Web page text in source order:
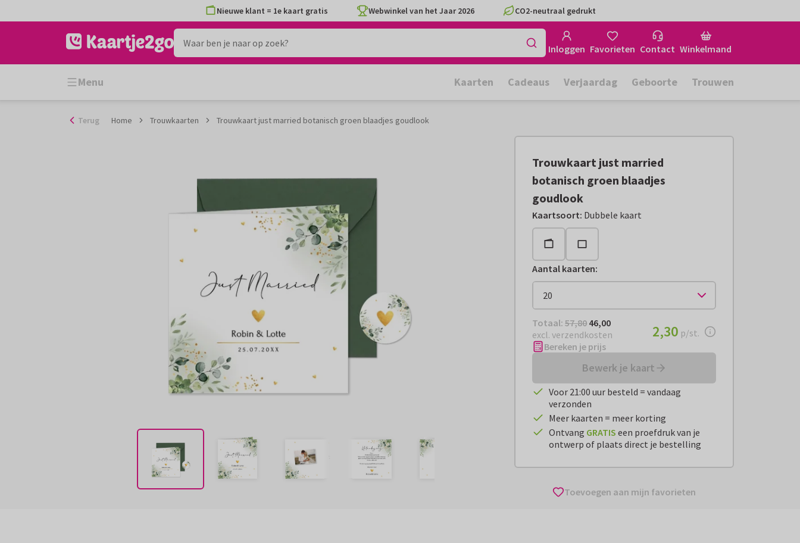
naar
Nieuwe klant = 1e kaart gratis Webwinkel van het Jaar 2026 CO2-neutraal gedrukt
Inloggen Favorieten Contact Winkelmand
Menu Kaarten Cadeaus Verjaardag Geboorte Trouwen
Terug Home Trouwkaarten Trouwkaart just married botanisch groen blaadjes goudlook
Trouwkaart just married
botanisch groen blaadjes
goudlook
Kaartsoort: Dubbele kaart
Aantal kaarten:
Totaal: € 46,00
Totaal: 57,80 46,00
excl. verzendkosten
€ 2,30per stuk
2,30 p/st.
Bereken je prijs
Bewerk je kaart
Voor 21:00 uur besteld = vandaag
verzonden
Meer kaarten = meer korting
Ontvang GRATIS een proefdruk van je
ontwerp of plaats direct je bestelling
Toevoegen aan mijn favorieten